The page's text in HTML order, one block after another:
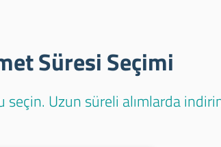
Süresi Seçimi
Uzun süreli alımlarda indirim